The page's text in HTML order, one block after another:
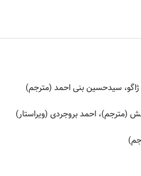
سیدحسین بنی احمد (مترجم)
(مترجم)، احمد بروجردی (ویراستار)